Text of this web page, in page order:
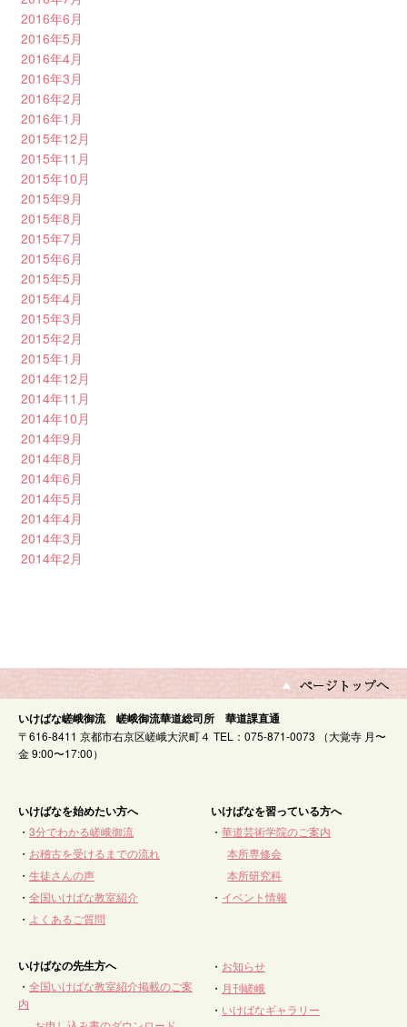
2016年6月
2016年5月
2016年4月
2016年3月
2016年2月
2016年1月
2015年12月
2015年11月
2015年10月
2015年9月
2015年8月
2015年7月
2015年6月
2015年5月
2015年4月
2015年3月
2015年2月
2015年1月
2014年12月
2014年11月
2014年10月
2014年9月
2014年8月
2014年6月
2014年5月
2014年4月
2014年3月
2014年2月
いけばな嵯峨御流 嵯峨御流華道総司所 華道課直通
〒616-8411 京都市右京区嵯峨大沢町４ TEL：075-871-0073 （大覚寺 月〜
金 9:00〜17:00）
いけばなを始めたい方へ
・ 3分でわかる嵯峨御流
・ お稽古を受けるまでの流れ
・ 生徒さんの声
・ 全国いけばな教室紹介
・ よくあるご質問
いけばなを習っている方へ
・華道芸術学院のご案内
本所専修会
本所研究科
・ イベント情報
いけばなの先生方へ
・ 全国いけばな教室紹介掲載のご案
内
・ お知らせ
・ 月刊嵯峨
・ いけばなギャラリー